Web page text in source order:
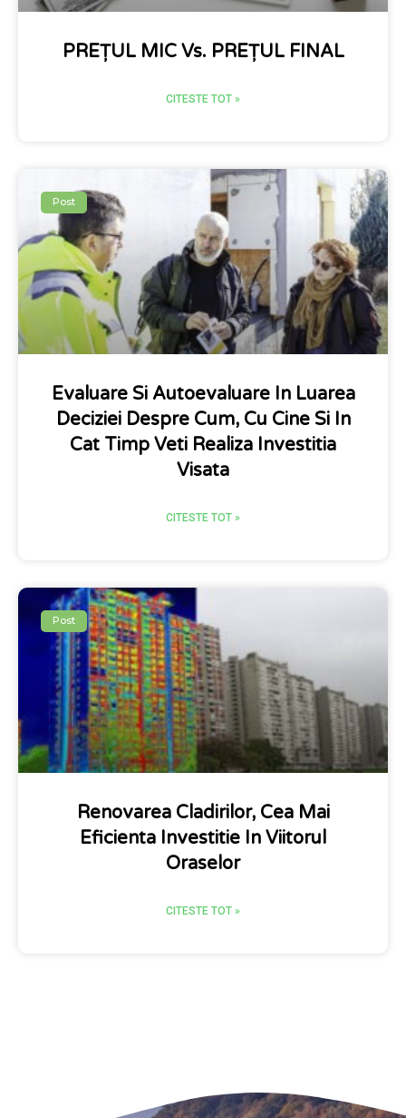
PREȚUL MIC Vs. PREȚUL FINAL
CITESTE TOT »
Post
Evaluare Si Autoevaluare In Luarea
Deciziei Despre Cum, Cu Cine Si In
Cat Timp Veti Realiza Investitia
Visata
CITESTE TOT »
Post
Renovarea Cladirilor, Cea Mai
Eficienta Investitie In Viitorul
Oraselor
CITESTE TOT »